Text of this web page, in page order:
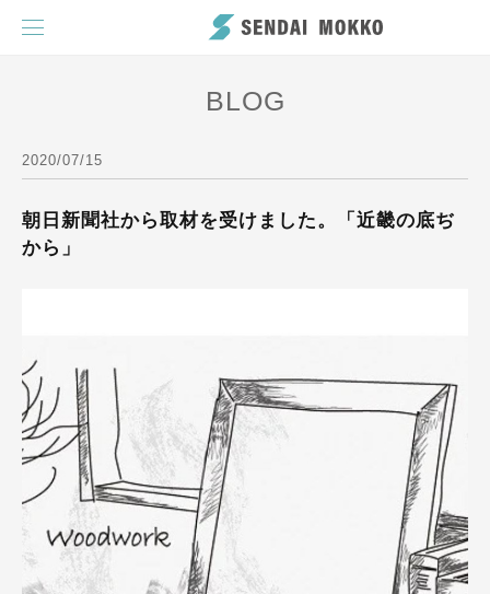
BLOG
2020/07/15
朝日新聞社から取材を受けました。「近畿の底ぢ
から」